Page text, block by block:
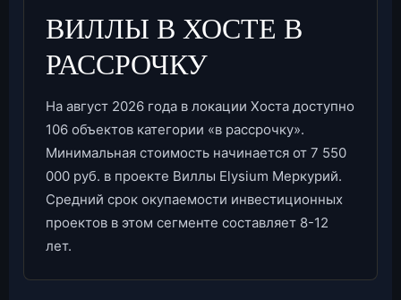
ВИЛЛЫ В ХОСТЕ В
РАССРОЧКУ
На август 2026 года в локации Хоста доступно
106 объектов категории «в рассрочку».
Минимальная стоимость начинается от 7 550
000 руб. в проекте Виллы Elysium Меркурий.
Средний срок окупаемости инвестиционных
проектов в этом сегменте составляет 8-12
лет.